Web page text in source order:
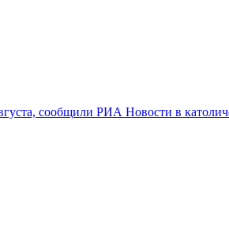
сообщили РИА Новости в